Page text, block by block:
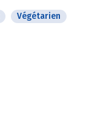
Végétarien